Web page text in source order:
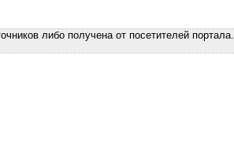
либо получена от посетителей портала.